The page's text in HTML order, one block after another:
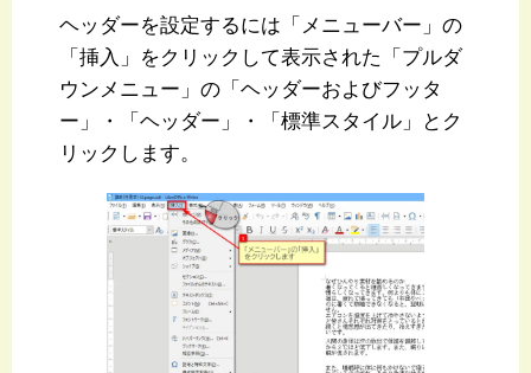
ヘッダーを設定するには「メニューバー」の
「挿入」をクリックして表示された「プルダ
ウンメニュー」の「ヘッダーおよびフッタ
ー」・「ヘッダー」・「標準スタイル」とク
リックします。